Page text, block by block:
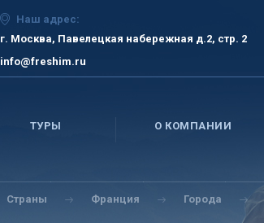
Наш адрес:
г. Москва, Павелецкая набережная д.2, стр. 2
info@freshim.ru
ТУРЫ О КОМПАНИИ
Страны Франция Города